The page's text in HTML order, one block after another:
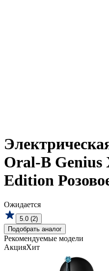
Oral-B Genius
Edition
Ожидается
5.0 (2)
Подобрать аналог
Рекомендуемые модели
АкцияХит